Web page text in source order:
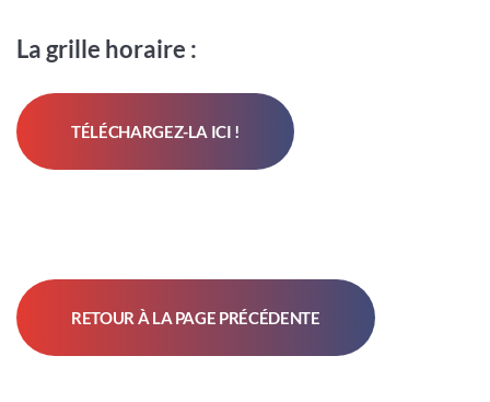
La grille horaire :
TÉLÉCHARGEZ-LA ICI !
RETOUR À LA PAGE PRÉCÉDENTE